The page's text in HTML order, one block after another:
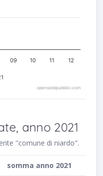
09 10 11 12
opensoldipubblici.com
anno 2021
"comune di niardo".
somma anno 2021